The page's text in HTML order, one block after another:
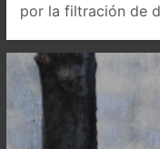
por la filtración de